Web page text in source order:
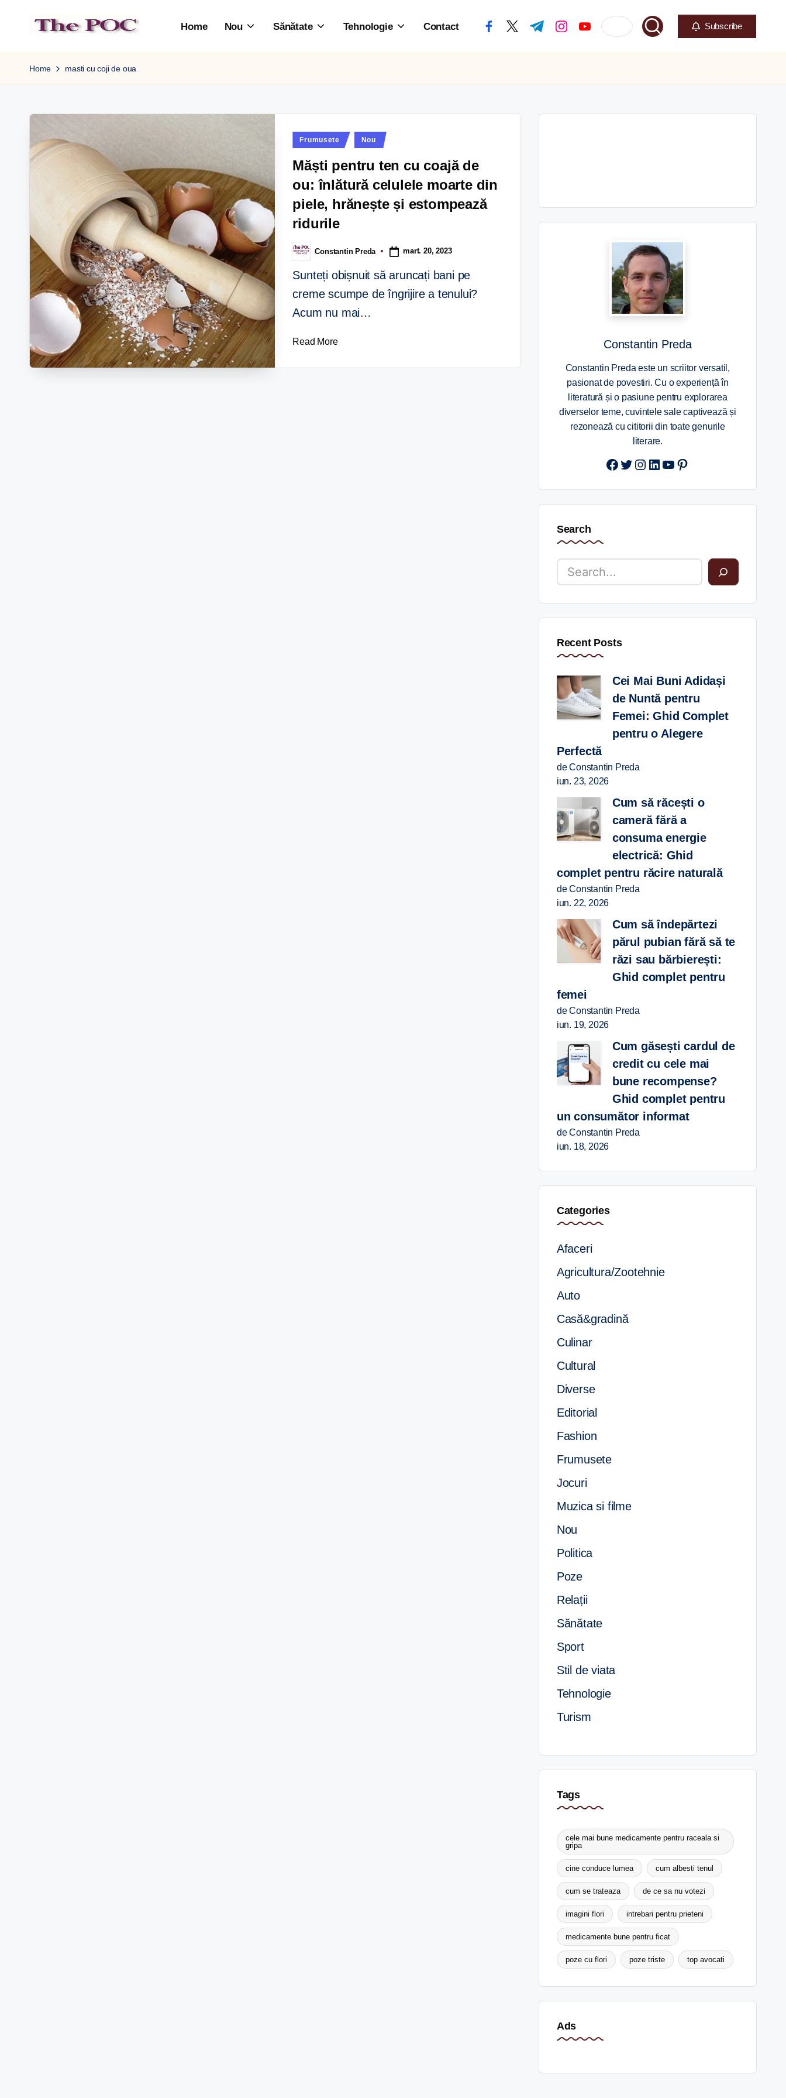
to
content
Home Nou Sănătate Tehnologie Contact Subscribe
Home masti cu coji de oua
Frumusete Nou
Măști pentru ten cu coajă de
ou: înlătură celulele moarte din
piele, hrănește și estompează
ridurile
Constantin Preda mart. 20, 2023
Sunteți obișnuit să aruncați bani pe
creme scumpe de îngrijire a tenului?
Acum nu mai…
Read More Constantin Preda
Constantin Preda este un scriitor versatil,
pasionat de povestiri. Cu o experiență în
literatură și o pasiune pentru explorarea
diverselor teme, cuvintele sale captivează și
rezonează cu cititorii din toate genurile
literare.
Twitter
Instagram
LinkedIn
YouTube
Pinterest
Search
Recent Posts
Cei Mai Buni Adidași
de Nuntă pentru
Femei: Ghid Complet
pentru o Alegere
Perfectă
de Constantin Preda
iun. 23, 2026
Cum să răcești o
cameră fără a
consuma energie
electrică: Ghid
complet pentru răcire naturală
de Constantin Preda
iun. 22, 2026
Cum să îndepărtezi
părul pubian fără să te
răzi sau bărbierești:
Ghid complet pentru
femei
de Constantin Preda
iun. 19, 2026
Cum găsești cardul de
credit cu cele mai
bune recompense?
Ghid complet pentru
un consumător informat
de Constantin Preda
iun. 18, 2026
Categories
Afaceri
Agricultura/Zootehnie
Auto
Casă&gradină
Culinar
Cultural
Diverse
Editorial
Fashion
Frumusete
Jocuri
Muzica si filme
Nou
Politica
Poze
Relații
Sănătate
Sport
Stil de viata
Tehnologie
Turism
Tags
cele mai bune medicamente pentru raceala si
gripa
cine conduce lumea cum albesti tenul
cum se trateaza de ce sa nu votezi
imagini flori intrebari pentru prieteni
medicamente bune pentru ficat
poze cu flori poze triste top avocati
Ads